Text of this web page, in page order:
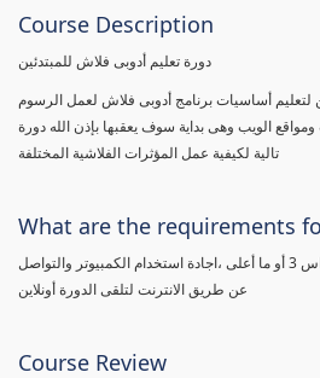
Course Description
دورة تعليم أدوبى فلاش للمبتدئين
لتعليم أساسيات برنامج أدوبى فلاش لعمل الرسوم
الويب وهى بداية سوف يعقبها بإذن الله دورة
تالية لكيفية عمل المؤثرات الفلاشية المختلفة
What are the requirements
تثبيت برنامج أدوبى فلاش سى اس 3 أو ما أعلى ،اجادة استخدام الكمبيوتر والتواصل
Course Review